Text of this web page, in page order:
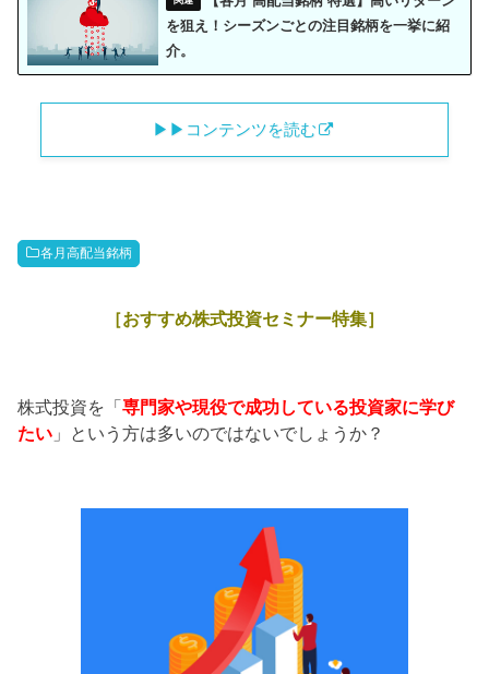
を狙え！シーズンごとの注目銘柄を一挙に紹
介。
▶︎▶︎コンテンツを読む
各月高配当銘柄
［おすすめ株式投資セミナー特集］
株式投資を「専門家や現役で成功している投資家に学び
たい 」という方は多いのではないでしょうか？